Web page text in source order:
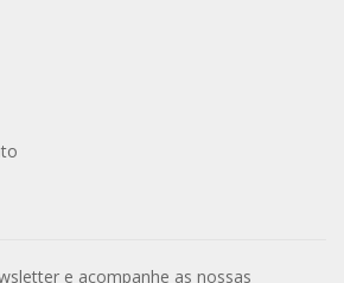
e acompanhe as nossas